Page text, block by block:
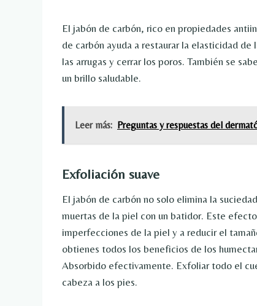
El jabón de carbón, rico en propiedades
de carbón ayuda a restaurar la elasticidad
las arrugas y cerrar los poros. También se
un brillo saludable.
Leer más: Preguntas y respuestas del
Exfoliación suave
El jabón de carbón no solo elimina la
muertas de la piel con un batidor. Este
imperfecciones de la piel y a reducir el
obtienes todos los beneficios de los
Absorbido efectivamente. Exfoliar todo el
cabeza a los pies.